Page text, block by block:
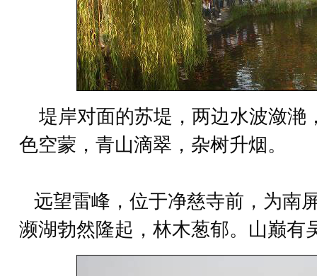
堤岸对面的苏堤，两边水波潋滟
色空蒙，青山滴翠，杂树升烟。
远望雷峰，位于净慈寺前，为南
濒湖勃然隆起，林木葱郁。山巅有